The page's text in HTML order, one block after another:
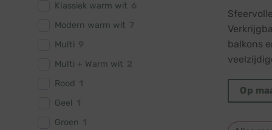
Klassiek warm wit
Modern warm wit
Multi
Multi + Warm wit
Rood
Geel
Groen
balkons
Op